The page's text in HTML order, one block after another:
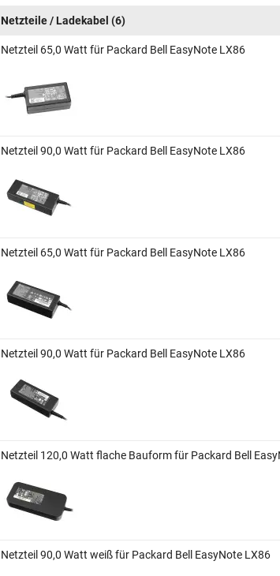
Netzteile / Ladekabel (6)
Netzteil 65,0 Watt für Packard Bell EasyNote LX86
Netzteil 90,0 Watt für Packard Bell EasyNote LX86
Netzteil 65,0 Watt für Packard Bell EasyNote LX86
Netzteil 90,0 Watt für Packard Bell EasyNote LX86
Netzteil 120,0 Watt flache Bauform für Packard Bell
Netzteil 90,0 Watt weiß für Packard Bell EasyNote LX86